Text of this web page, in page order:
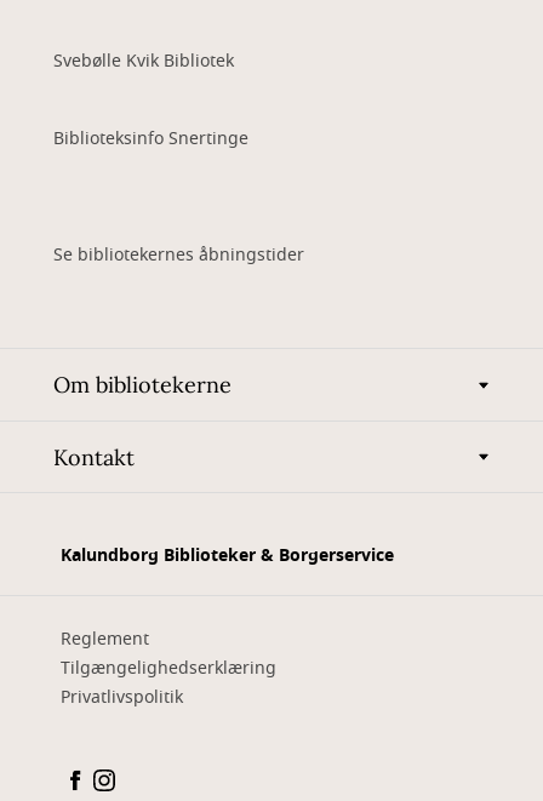
Svebølle Kvik Bibliotek
Biblioteksinfo Snertinge
Se bibliotekernes åbningstider
Om bibliotekerne
Kontakt
Kalundborg Biblioteker & Borgerservice
Reglement
Tilgængelighedserklæring
Privatlivspolitik